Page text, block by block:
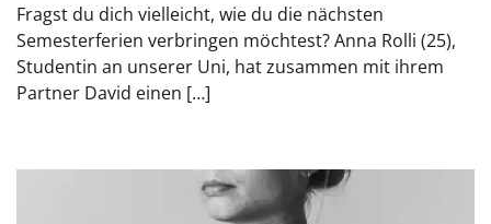
Fragst du dich vielleicht, wie du die nächsten
Semesterferien verbringen möchtest? Anna Rolli (25),
Studentin an unserer Uni, hat zusammen mit ihrem
Partner David einen […]